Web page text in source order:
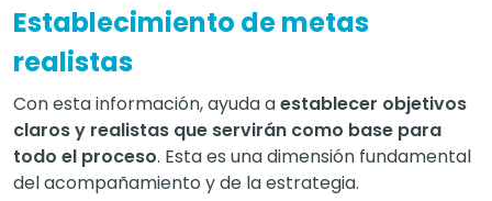
Establecimiento de metas
realistas
Con esta información, ayuda aestablecer objetivos
claros y realistas que servirán como base para
todo el proceso. Esta es una dimensión fundamental
del acompañamiento y de la estrategia.